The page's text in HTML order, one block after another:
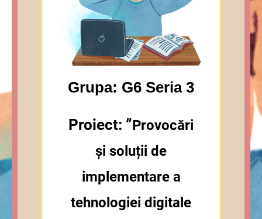
Grupa: G6 Seria 3
Proiect: ”Provocări
și soluții de
implementare a
tehnologiei digitale